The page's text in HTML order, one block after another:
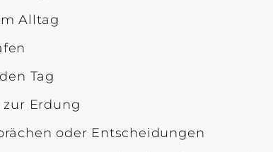
Alltag
Tag
zur Erdung
oder Entscheidungen